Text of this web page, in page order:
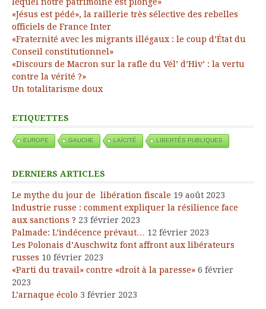
«Jésus est pédé», la raillerie très sélective des rebelles
officiels de France Inter
«Fraternité avec les migrants illégaux : le coup d’État du
Conseil constitutionnel»
«Discours de Macron sur la rafle du Vél’ d’Hiv’ : la vertu
contre la vérité ?»
Un totalitarisme doux
ETIQUETTES
EUROPE GAUCHE LAÏCITÉ LIBERTÉS PUBLIQUES
DERNIERS ARTICLES
Le mythe du jour de libération fiscale 19 août 2023
Industrie russe : comment expliquer la résilience face
aux sanctions ? 23 février 2023
Palmade: L’indécence prévaut… 12 février 2023
Les Polonais d’Auschwitz font affront aux libérateurs
russes 10 février 2023
«Parti du travail» contre «droit à la paresse» 6 février
2023
L’arnaque écolo 3 février 2023